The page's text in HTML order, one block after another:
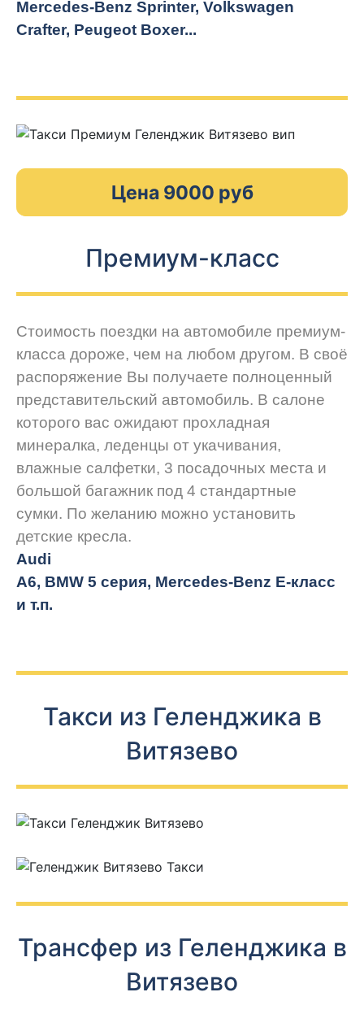
Mercedes-Benz Sprinter, Volkswagen
Crafter, Peugeot Boxer...
Цена 9000 руб
Премиум-класс
Стоимость поездки на автомобиле премиум-
класса дороже, чем на любом другом. В своё
распоряжение Вы получаете полноценный
представительский автомобиль. В салоне
которого вас ожидают прохладная
минералка, леденцы от укачивания,
влажные салфетки, 3 посадочных места и
большой багажник под 4 стандартные
сумки. По желанию можно установить
детские кресла.
Audi
A6, BMW 5 серия, Mercedes-Benz E-класс
и т.п.
Такси из Геленджика в
Витязево
Трансфер из Геленджика в
Витязево